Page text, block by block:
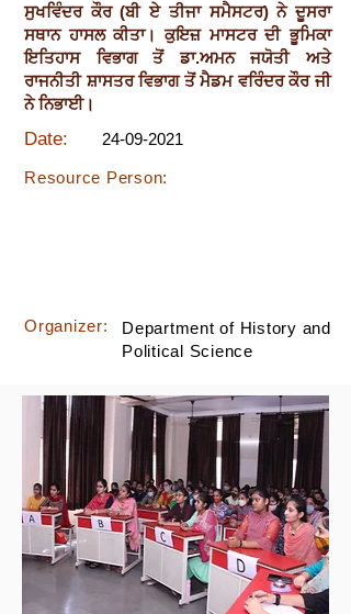
ਸੁਖਵਿੰਦਰ ਕੌਰ (ਬੀ ਏ ਤੀਜਾ ਸਮੈਸਟਰ) ਨੇ ਦੂਸਰਾ
ਸਥਾਨ ਹਾਸਲ ਕੀਤਾ। ਕੁਇਜ਼ ਮਾਸਟਰ ਦੀ ਭੂਮਿਕਾ
ਇਤਿਹਾਸ ਵਿਭਾਗ ਤੋਂ ਡਾ.ਅਮਨ ਜਯੋਤੀ ਅਤੇ
ਰਾਜਨੀਤੀ ਸ਼ਾਸਤਰ ਵਿਭਾਗ ਤੋਂ ਮੈਡਮ ਵਰਿੰਦਰ ਕੌਰ ਜੀ
ਨੇ ਨਿਭਾਈ।
Date: 24-09-2021
Resource Person:
Organizer:
Department of History and
Political Science